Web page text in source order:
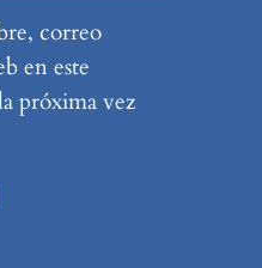
correo
en este
próxima vez